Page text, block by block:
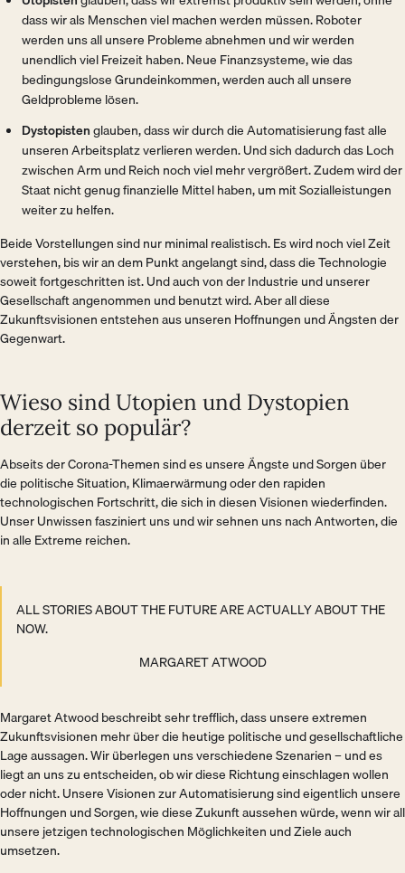
dass wir als Menschen viel machen werden müssen. Roboter
werden uns all unsere Probleme abnehmen und wir werden
unendlich viel Freizeit haben. Neue Finanzsysteme, wie das
bedingungslose Grundeinkommen, werden auch all unsere
Geldprobleme lösen.
Dystopistenglauben, dass wir durch die Automatisierung fast alle
unseren Arbeitsplatz verlieren werden. Und sich dadurch das Loch
zwischen Arm und Reich noch viel mehr vergrößert. Zudem wird der
Staat nicht genug finanzielle Mittel haben, um mit Sozialleistungen
weiter zu helfen.
Beide Vorstellungen sind nur minimal realistisch. Es wird noch viel Zeit
verstehen, bis wir an dem Punkt angelangt sind, dass die Technologie
soweit fortgeschritten ist. Und auch von der Industrie und unserer
Gesellschaft angenommen und benutzt wird. Aber all diese
Zukunftsvisionen entstehen aus unseren Hoffnungen und Ängsten der
Gegenwart.
Wieso sind Utopien und Dystopien
derzeit so populär?
Abseits der Corona-Themen sind es unsere Ängste und Sorgen über
die politische Situation, Klimaerwärmung oder den rapiden
technologischen Fortschritt, die sich in diesen Visionen wiederfinden.
Unser Unwissen fasziniert uns und wir sehnen uns nach Antworten, die
in alle Extreme reichen.
ALL STORIES ABOUT THE FUTURE ARE ACTUALLY ABOUT THE
NOW.
MARGARET ATWOOD
Margaret Atwood beschreibt sehr trefflich, dass unsere extremen
Zukunftsvisionen mehr über die heutige politische und gesellschaftliche
Lage aussagen. Wir überlegen uns verschiedene Szenarien – und es
liegt an uns zu entscheiden, ob wir diese Richtung einschlagen wollen
oder nicht. Unsere Visionen zur Automatisierung sind eigentlich unsere
Hoffnungen und Sorgen, wie diese Zukunft aussehen würde, wenn wir all
unsere jetzigen technologischen Möglichkeiten und Ziele auch
umsetzen.